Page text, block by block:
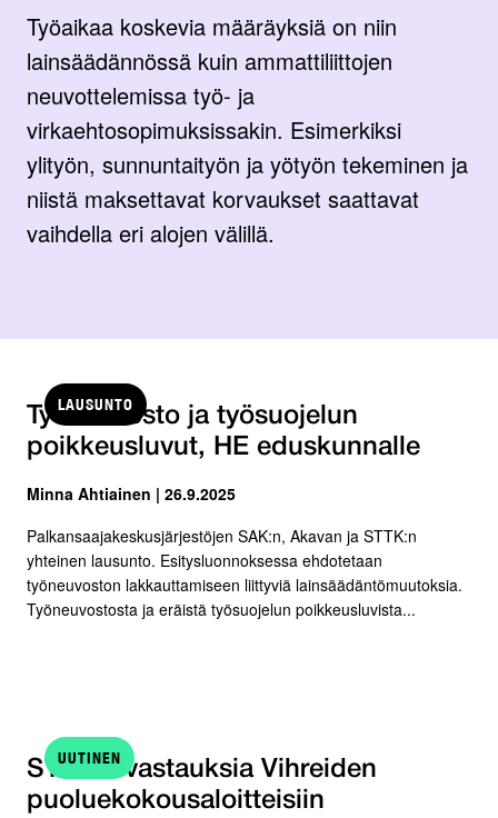
Työaikaa koskevia määräyksiä on niin
lainsäädännössä kuin ammattiliittojen
neuvottelemissa työ- ja
virkaehtosopimuksissakin. Esimerkiksi
ylityön, sunnuntaityön ja yötyön tekeminen ja
niistä maksettavat korvaukset saattavat
vaihdella eri alojen välillä.
LAUSUNTO
Työneuvosto ja työsuojelun
poikkeusluvut, HE eduskunnalle
Minna Ahtiainen | 26.9.2025
Palkansaajakeskusjärjestöjen SAK:n, Akavan ja STTK:n
yhteinen lausunto. Esitysluonnoksessa ehdotetaan
työneuvoston lakkauttamiseen liittyviä lainsäädäntömuutoksia.
Työneuvostosta ja eräistä työsuojelun poikkeusluvista...
UUTINEN
STTK:n vastauksia Vihreiden
puoluekokousaloitteisiin